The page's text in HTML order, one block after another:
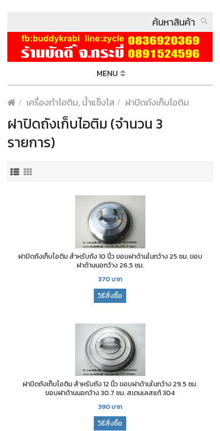
MENU
เครื่องทำไอติม, น้ำแข็งไส ฝาปิดถังเก็บไอติม
ฝาปิดถังเก็บไอติม (จำนวน 3
รายการ)
ฝาปิดถังเก็บไอติม สำหรับถัง 10 นิ้ว ขอบฝาด้านในกว้าง 25 ซม. ขอบ
ฝาด้านนอกว้าง 26.5 ซม.
370บาท
วิธีสั่งซื้อ
ฝาปิดถังเก็บไอติม สำหรับถัง 12 นิ้ว ขอบฝาด้านในกว้าง 29.5 ซม.
ขอบฝาด้านนอกว้าง 30.7 ซม. สเตนเลสแท้ 304
390บาท
วิธีสั่งซื้อ